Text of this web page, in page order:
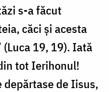
s-a făcut
căci şi acesta
19, 19). Iată
tot Ierihonul!
depărtase de Iisus,